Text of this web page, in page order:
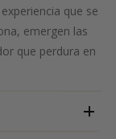
que se
emergen las
que perdura en